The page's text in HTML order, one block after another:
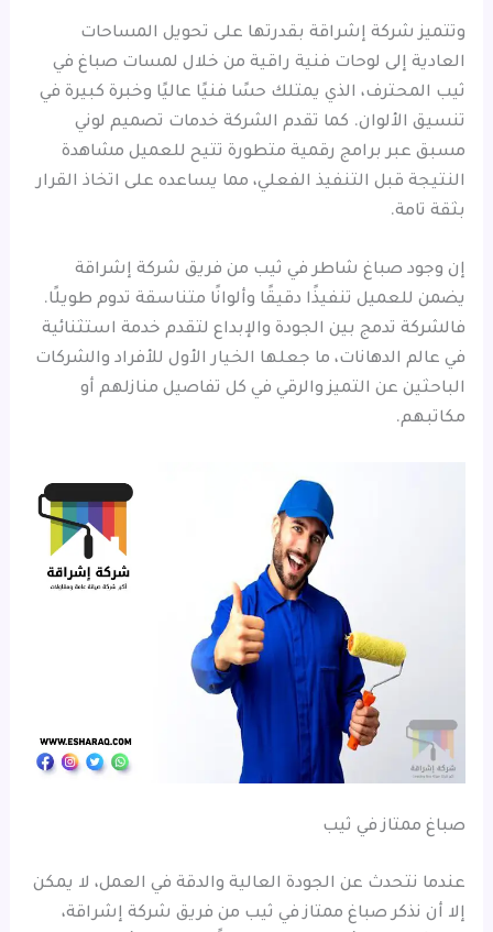
وتتميز شركة إشراقة بقدرتها على تحويل المساحات
العادية إلى لوحات فنية راقية من خلال لمسات صباغ في
ثيب المحترف، الذي يمتلك حسًا فنيًا عاليًا وخبرة كبيرة في
تنسيق الألوان. كما تقدم الشركة خدمات تصميم لوني
مسبق عبر برامج رقمية متطورة تتيح للعميل مشاهدة
النتيجة قبل التنفيذ الفعلي، مما يساعده على اتخاذ القرار
بثقة تامة.
إن وجود صباغ شاطر في ثيب من فريق شركة إشراقة
يضمن للعميل تنفيذًا دقيقًا وألوانًا متناسقة تدوم طويلًا.
فالشركة تدمج بين الجودة والإبداع لتقدم خدمة استثنائية
في عالم الدهانات، ما جعلها الخيار الأول للأفراد والشركات
الباحثين عن التميز والرقي في كل تفاصيل منازلهم أو
مكاتبهم.
صباغ ممتاز في ثيب
عندما نتحدث عن الجودة العالية والدقة في العمل، لا يمكن
إلا أن نذكر صباغ ممتاز في ثيب من فريق شركة إشراقة،